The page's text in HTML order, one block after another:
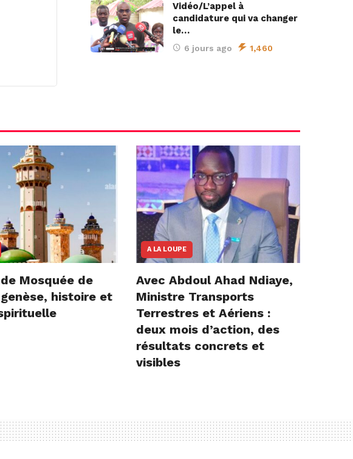
Vidéo/L’appel à
candidature qui va changer
le…
6 jours ago 1,460
Mosquée de
histoire et
A LA LOUPE
Avec Abdoul Ahad Ndiaye,
Ministre Transports
Terrestres et Aériens :
deux mois d’action, des
résultats concrets et
visibles